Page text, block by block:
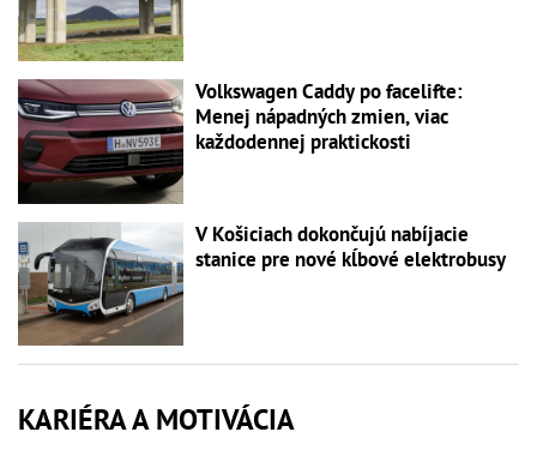
Volkswagen Caddy po facelifte:
Menej nápadných zmien, viac
každodennej praktickosti
V Košiciach dokončujú nabíjacie
stanice pre nové kĺbové elektrobusy
KARIÉRA A MOTIVÁCIA